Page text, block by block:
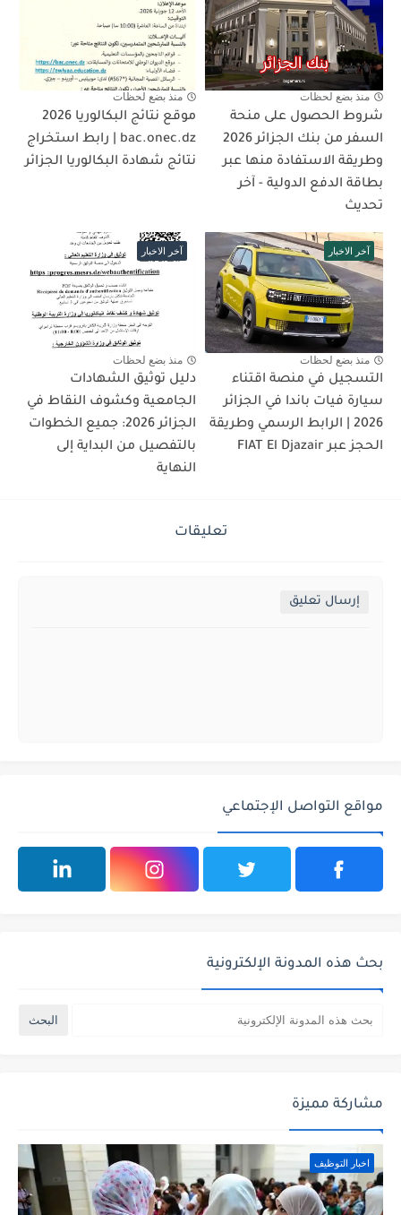
منذ بضع لحظات
شروط الحصول على منحة
السفر من بنك الجزائر 2026
وطريقة الاستفادة منها عبر
بطاقة الدفع الدولية - آخر
تحديث
منذ بضع لحظات
موقع نتائج البكالوريا 2026
bac.onec.dz | رابط استخراج
نتائج شهادة البكالوريا الجزائر
آخر الاخبار
منذ بضع لحظات
التسجيل في منصة اقتناء
سيارة فيات باندا في الجزائر
2026 | الرابط الرسمي وطريقة
الحجز عبر FIAT El Djazair
آخر الاخبار
منذ بضع لحظات
دليل توثيق الشهادات
الجامعية وكشوف النقاط في
الجزائر 2026: جميع الخطوات
بالتفصيل من البداية إلى
النهاية
تعليقات
إرسال تعليق
مواقع التواصل الإجتماعي
بحث هذه المدونة الإلكترونية
مشاركة مميزة
اخبار التوظيف